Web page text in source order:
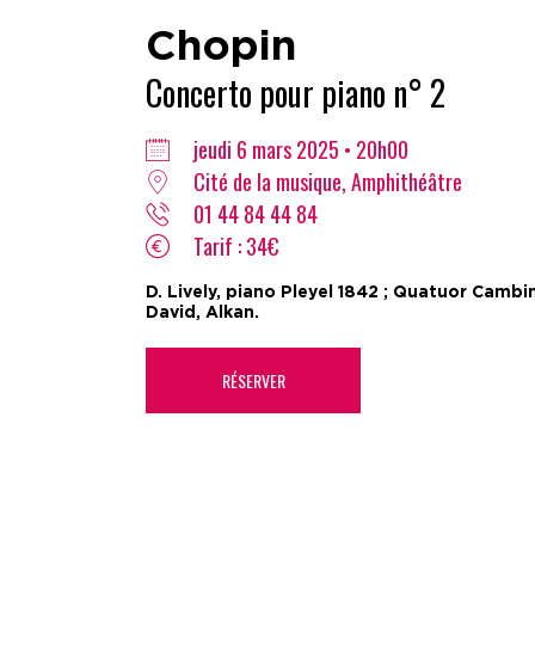
Chopin
Concerto pour piano n° 2
jeudi 6 mars 2025 • 20h00
Cité de la musique, Amphithéâtre
01 44 84 44 84
Tarif : 34€
D. Lively, piano Pleyel 1842 ; Quatuor
David, Alkan.
RÉSERVER